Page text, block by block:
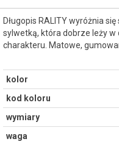
Długopis RALITY wyróżnia
sylwetką, która dobrze leży w
charakteru. Matowe,
kolor
kod koloru
wymiary
waga